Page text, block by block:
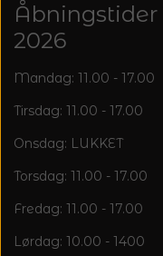
Åbningstider
2026
Mandag: 11.00 - 17.00
Tirsdag: 11.00 - 17.00
Onsdag: LUKKET
Torsdag: 11.00 - 17.00
Fredag: 11.00 - 17.00
Lørdag: 10.00 - 1400